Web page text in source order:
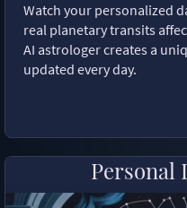
Watch your personalized
real planetary transits
AI astrologer creates a
updated every day.
Personal